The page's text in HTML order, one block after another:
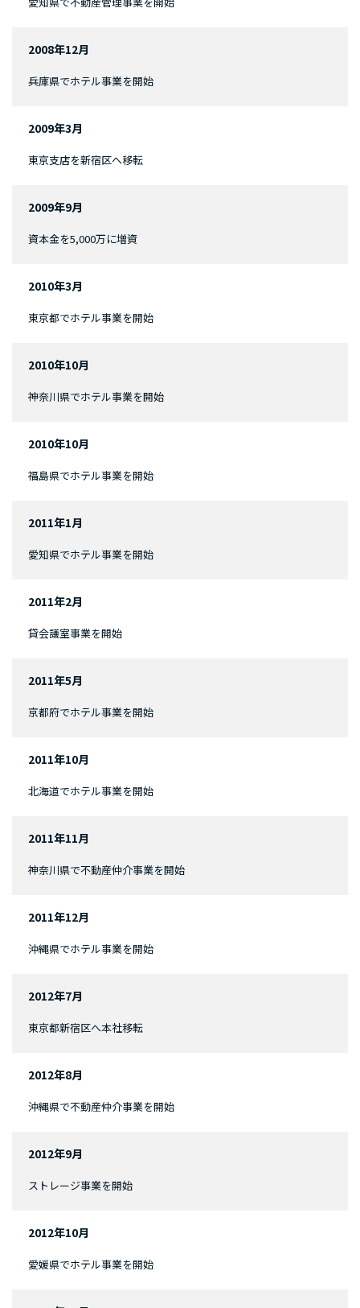
2008年12月
兵庫県でホテル事業を開始
2009年3月
東京支店を新宿区へ移転
2009年9月
資本金を5,000万に増資
2010年3月
東京都でホテル事業を開始
2010年10月
神奈川県でホテル事業を開始
2010年10月
福島県でホテル事業を開始
2011年1月
愛知県でホテル事業を開始
2011年2月
貸会議室事業を開始
2011年5月
京都府でホテル事業を開始
2011年10月
北海道でホテル事業を開始
2011年11月
神奈川県で不動産仲介事業を開始
2011年12月
沖縄県でホテル事業を開始
2012年7月
東京都新宿区へ本社移転
2012年8月
沖縄県で不動産仲介事業を開始
2012年9月
ストレージ事業を開始
2012年10月
愛媛県でホテル事業を開始